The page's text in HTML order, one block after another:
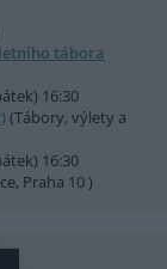
tábora
16:30
(Tábory, výlety a
16:30
Praha 10 )